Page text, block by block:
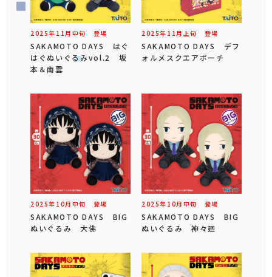
2025年 11 月 中旬 登場
SAKAMOTO DAYS はぐ
はぐぬいぐるみvol.2 坂
本＆南雲
2025年 11 月 上旬 登場
SAKAMOTO DAYS デフ
ォルメスクエアポーチ
2025年 10月 中旬 登場
SAKAMOTO DAYS BIG
ぬいぐるみ 大佛
2025年 10月 中旬 登場
SAKAMOTO DAYS BIG
ぬいぐるみ 神々廻